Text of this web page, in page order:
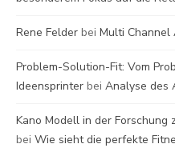
Rene Felder bei Multi Channel
Problem-Solution-Fit: Vom
Ideensprinter bei Analyse des
Kano Modell in der
bei Wie sieht die perfekte